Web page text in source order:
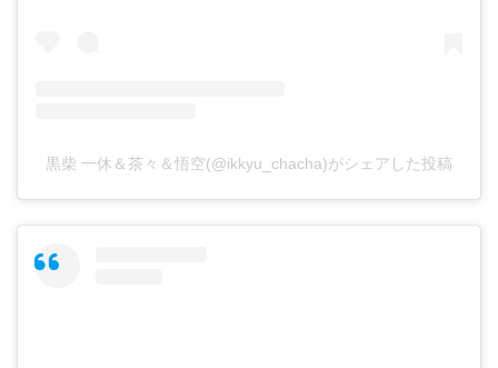
黒柴 一休＆茶々＆悟空(@ikkyu_chacha)がシェアした投稿